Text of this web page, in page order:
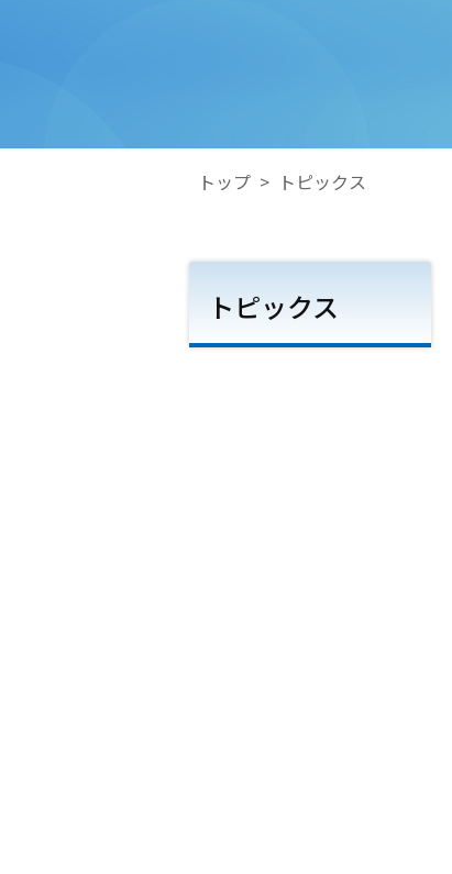
トップ > トピックス
トピックス